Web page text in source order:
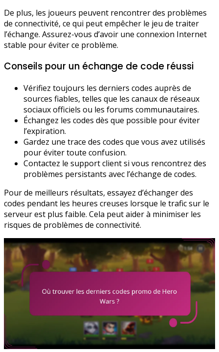
De plus, les joueurs peuvent rencontrer des problèmes
de connectivité, ce qui peut empêcher le jeu de traiter
l’échange. Assurez-vous d’avoir une connexion Internet
stable pour éviter ce problème.
Conseils pour un échange de code réussi
Vérifiez toujours les derniers codes auprès de
sources fiables, telles que les canaux de réseaux
sociaux officiels ou les forums communautaires.
Échangez les codes dès que possible pour éviter
l’expiration.
Gardez une trace des codes que vous avez utilisés
pour éviter toute confusion.
Contactez le support client si vous rencontrez des
problèmes persistants avec l’échange de codes.
Pour de meilleurs résultats, essayez d’échanger des
codes pendant les heures creuses lorsque le trafic sur le
serveur est plus faible. Cela peut aider à minimiser les
risques de problèmes de connectivité.